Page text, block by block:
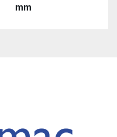
mm